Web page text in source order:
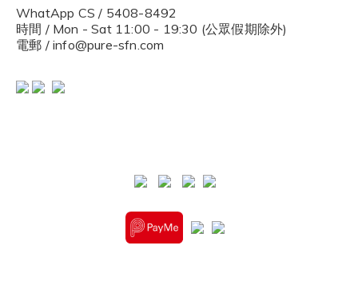
WhatApp CS / 5408-8492
時間 / Mon - Sat 11:00 - 19:30 (公眾假期除外)
電郵 / info@pure-sfn.com